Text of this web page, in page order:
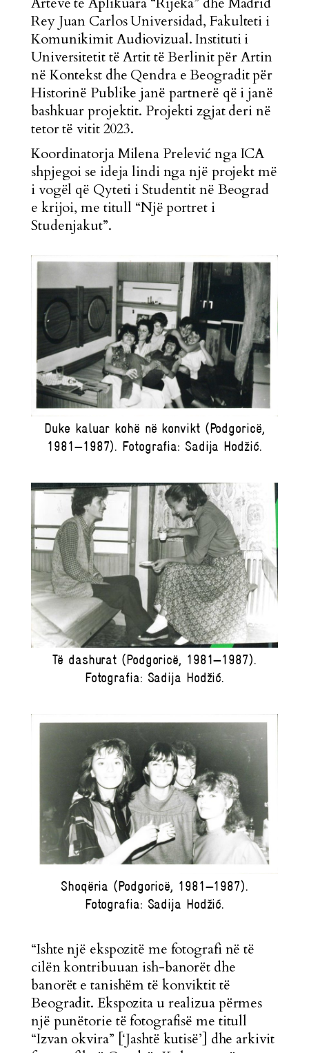
Rey Juan Carlos Universidad, Fakulteti i
Komunikimit Audiovizual. Instituti i
Universitetit të Artit të Berlinit për Artin
në Kontekst dhe Qendra e Beogradit për
Historinë Publike janë partnerë që i janë
bashkuar projektit. Projekti zgjat deri në
tetor të vitit 2023.
Koordinatorja Milena Prelević nga ICA
shpjegoi se ideja lindi nga një projekt më
i vogël që Qyteti i Studentit në Beograd
e krijoi, me titull “Një portret i
Studenjakut”.
Duke kaluar kohë në konvikt (Podgoricë,
1981—1987). Fotografia: Sadija Hodžić.
Të dashurat (Podgoricë, 1981—1987).
Fotografia: Sadija Hodžić.
Shoqëria (Podgoricë, 1981—1987).
Fotografia: Sadija Hodžić.
“Ishte një ekspozitë me fotografi në të
cilën kontribuuan ish-banorët dhe
banorët e tanishëm të konviktit të
Beogradit. Ekspozita u realizua përmes
një punëtorie të fotografisë me titull
“Izvan okvira” [‘Jashtë kutisë’] dhe arkivit